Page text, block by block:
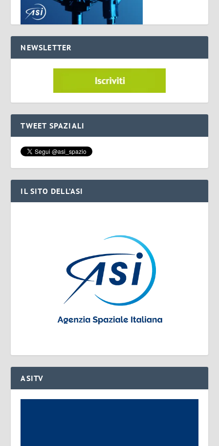
NEWSLETTER
TWEET SPAZIALI
IL SITO DELL’ASI
ASITV